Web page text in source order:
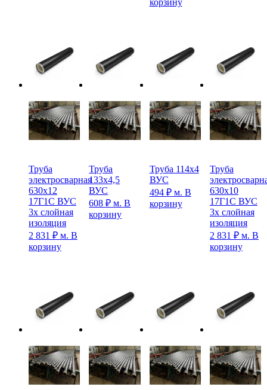
корзину
Труба
электросварная
630х12
17Г1С ВУС
3х слойная
изоляция
2 831 ₽ м. В
корзину
Труба
133х4,5
ВУС
608₽ м. В
корзину
Труба 114х4
ВУС
494 ₽ м. В
корзину
Труба
630х10
17Г1С ВУС
3х слойная
изоляция
2 831 ₽ м. В
корзину